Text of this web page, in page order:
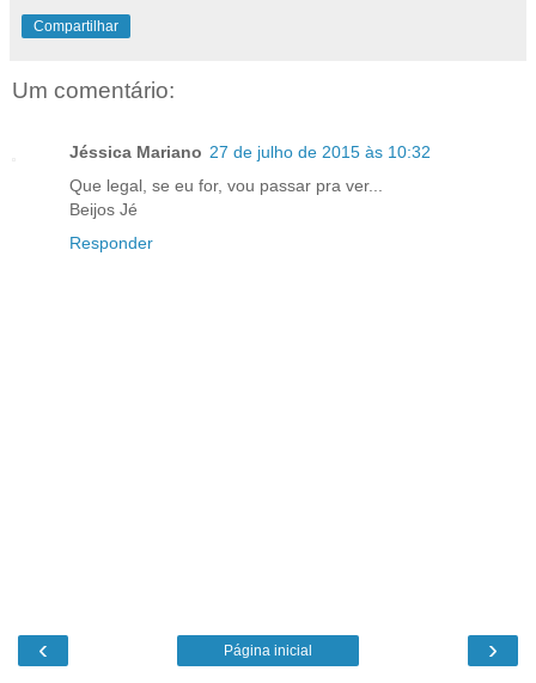
Compartilhar
Um comentário:
Jéssica Mariano 27 de julho de 2015 às 10:32
Que legal, se eu for, vou passar pra ver...
Beijos Jé
Responder
‹ ›
Página inicial